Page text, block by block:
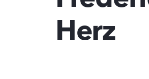
Herz